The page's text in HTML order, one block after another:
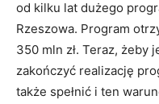
od kilku lat dużego
Rzeszowa. Program
350 mln zł. Teraz, żeby
zakończyć realizację
także spełnić i ten